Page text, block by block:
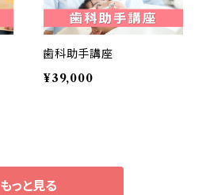
歯科助手講座
¥39,000
もっと見る